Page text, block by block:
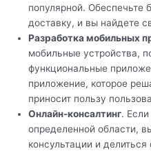
популярной. Обеспечьте
доставку, и вы найдете
Разработка мобильных
мобильные устройства,
функциональные
приложение, которое
приносит пользу
Онлайн-консалтинг. Если
определенной области,
консультации и